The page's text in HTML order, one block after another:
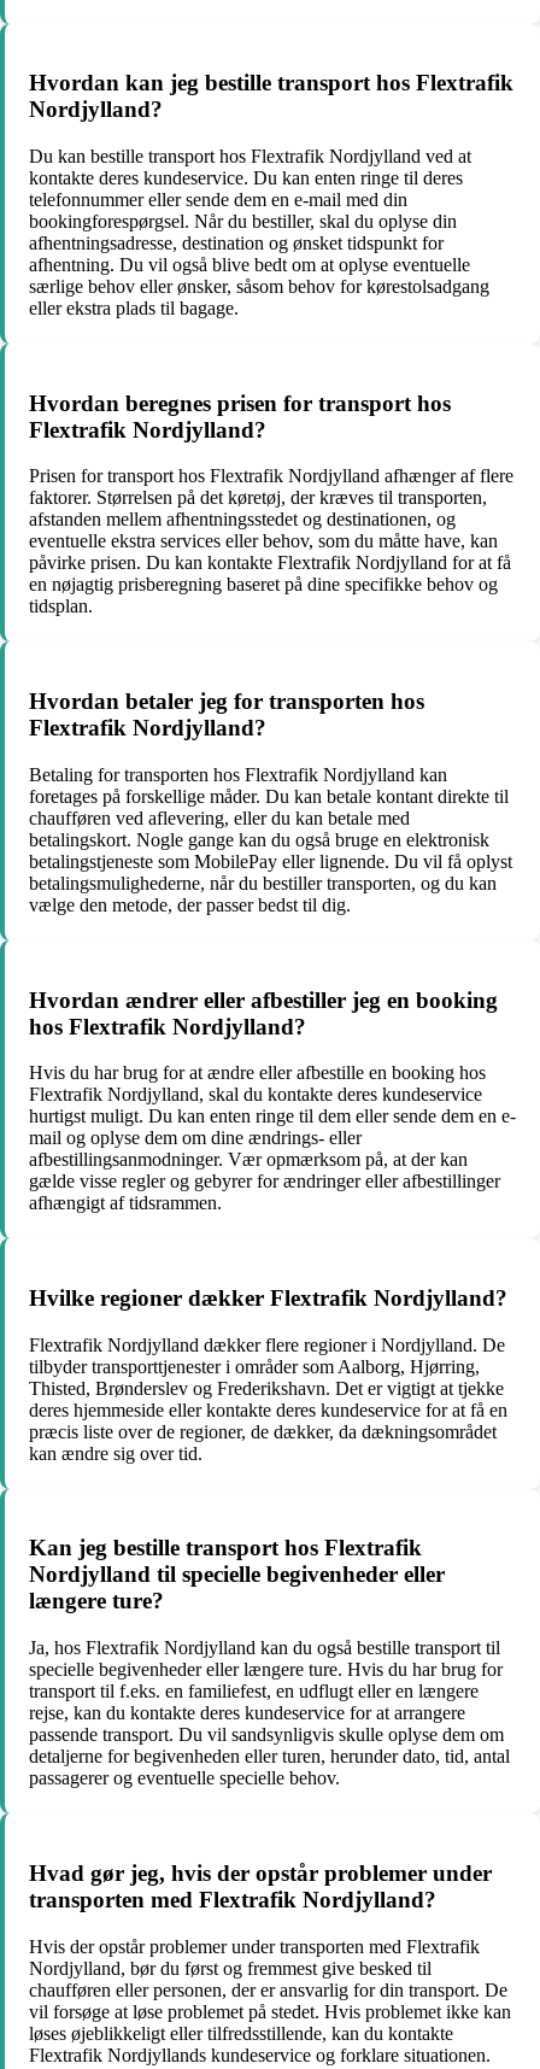
Hvordan kan jeg bestille transport hos Flextrafik
Nordjylland?
Du kan bestille transport hos Flextrafik Nordjylland ved at
kontakte deres kundeservice. Du kan enten ringe til deres
telefonnummer eller sende dem en e-mail med din
bookingforespørgsel. Når du bestiller, skal du oplyse din
afhentningsadresse, destination og ønsket tidspunkt for
afhentning. Du vil også blive bedt om at oplyse eventuelle
særlige behov eller ønsker, såsom behov for kørestolsadgang
eller ekstra plads til bagage.
Hvordan beregnes prisen for transport hos
Flextrafik Nordjylland?
Prisen for transport hos Flextrafik Nordjylland afhænger af flere
faktorer. Størrelsen på det køretøj, der kræves til transporten,
afstanden mellem afhentningsstedet og destinationen, og
eventuelle ekstra services eller behov, som du måtte have, kan
påvirke prisen. Du kan kontakte Flextrafik Nordjylland for at få
en nøjagtig prisberegning baseret på dine specifikke behov og
tidsplan.
Hvordan betaler jeg for transporten hos
Flextrafik Nordjylland?
Betaling for transporten hos Flextrafik Nordjylland kan
foretages på forskellige måder. Du kan betale kontant direkte til
chaufføren ved aflevering, eller du kan betale med
betalingskort. Nogle gange kan du også bruge en elektronisk
betalingstjeneste som MobilePay eller lignende. Du vil få oplyst
betalingsmulighederne, når du bestiller transporten, og du kan
vælge den metode, der passer bedst til dig.
Hvordan ændrer eller afbestiller jeg en booking
hos Flextrafik Nordjylland?
Hvis du har brug for at ændre eller afbestille en booking hos
Flextrafik Nordjylland, skal du kontakte deres kundeservice
hurtigst muligt. Du kan enten ringe til dem eller sende dem en e-
mail og oplyse dem om dine ændrings- eller
afbestillingsanmodninger. Vær opmærksom på, at der kan
gælde visse regler og gebyrer for ændringer eller afbestillinger
afhængigt af tidsrammen.
Hvilke regioner dækker Flextrafik Nordjylland?
Flextrafik Nordjylland dækker flere regioner i Nordjylland. De
tilbyder transporttjenester i områder som Aalborg, Hjørring,
Thisted, Brønderslev og Frederikshavn. Det er vigtigt at tjekke
deres hjemmeside eller kontakte deres kundeservice for at få en
præcis liste over de regioner, de dækker, da dækningsområdet
kan ændre sig over tid.
Kan jeg bestille transport hos Flextrafik
Nordjylland til specielle begivenheder eller
længere ture?
Ja, hos Flextrafik Nordjylland kan du også bestille transport til
specielle begivenheder eller længere ture. Hvis du har brug for
transport til f.eks. en familiefest, en udflugt eller en længere
rejse, kan du kontakte deres kundeservice for at arrangere
passende transport. Du vil sandsynligvis skulle oplyse dem om
detaljerne for begivenheden eller turen, herunder dato, tid, antal
passagerer og eventuelle specielle behov.
Hvad gør jeg, hvis der opstår problemer under
transporten med Flextrafik Nordjylland?
Hvis der opstår problemer under transporten med Flextrafik
Nordjylland, bør du først og fremmest give besked til
chaufføren eller personen, der er ansvarlig for din transport. De
vil forsøge at løse problemet på stedet. Hvis problemet ikke kan
løses øjeblikkeligt eller tilfredsstillende, kan du kontakte
Flextrafik Nordjyllands kundeservice og forklare situationen.